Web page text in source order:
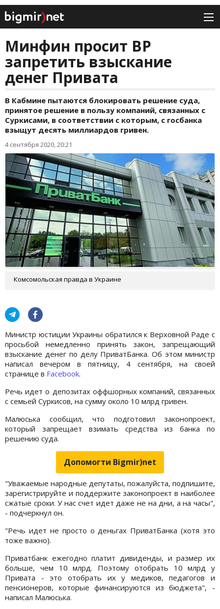
Минфин просит ВР
запретить взыскание
денег Привата
В Кабмине пытаются блокировать решение суда,
принятое решение в пользу компаний, связанных с
Суркисами, в соответствии с которым, с госбанка
взыщут десять миллиардов гривен.
4 сентября 2020, 20:21
Комсомольская правда в Украине
Министр юстиции Украины обратился к Верховной Раде с
просьбой немедленно принять закон, запрещающий
взыскание денег по делу ПриватБанка. Об этом министр
написал вечером в пятницу, 4 сентября, на своей
странице в Facebook.
Речь идет о депозитах оффшорных компаний, связанных
с семьей Суркисов, на сумму около 10 млрд гривен.
Малюська сообщил, что подготовил законопроект,
который запрещает взимать средства из банка по
решению суда.
Допомогти Bigmir)net
"Уважаемые народные депутаты, пожалуйста, подпишите,
зарегистрируйте и поддержите законопроект в наиболее
сжатые сроки. У нас счет идет даже не на дни, а на часы",
- подчеркнул он.
"Речь идет не просто о деньгах ПриватБанка (хотя это
тоже важно).
Приватбанк ежегодно платит дивиденды, и размер их
больше, чем 10 млрд. Поэтому отобрать 10 млрд у
Привата - это отобрать их у медиков, педагогов и
пенсионеров, которые финансируются из бюджета", -
написал Малюська.